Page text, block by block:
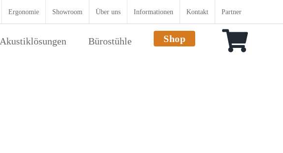
Ergonomie Showroom Über uns Informationen Kontakt Partner
Akustiklösungen Bürostühle Shop